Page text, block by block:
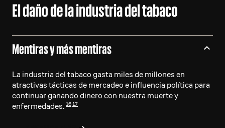
El daño de la industria del tabaco
Mentiras y más mentiras
La industria del tabaco gasta miles de millones en
atractivas tácticas de mercadeo e influencia política para
continuar ganando dinero con nuestra muerte y
enfermedades. 1617